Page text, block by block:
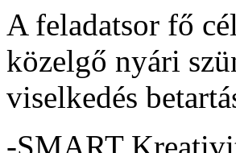
A feladatsor fő
közelgő nyári
viselkedés